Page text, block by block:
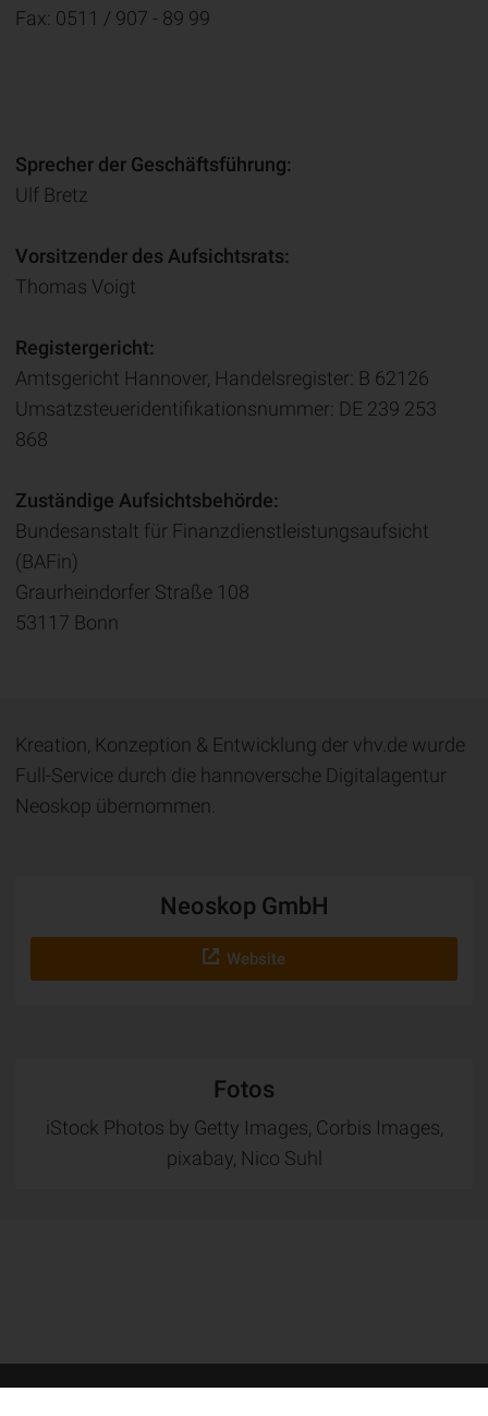
Fax: 0511 / 907 - 89 99
Sprecher der Geschäftsführung:
Ulf Bretz
Vorsitzender des Aufsichtsrats:
Thomas Voigt
Registergericht:
Amtsgericht Hannover, Handelsregister: B 62126
Umsatzsteueridentifikationsnummer: DE 239 253
868
Zuständige Aufsichtsbehörde:
Bundesanstalt für Finanzdienstleistungsaufsicht
(BAFin)
Graurheindorfer Straße 108
53117 Bonn
Kreation, Konzeption & Entwicklung der vhv.de wurde
Full-Service durch die hannoversche Digitalagentur
Neoskop übernommen.
Neoskop GmbH
Website
Fotos
iStock Photos by Getty Images, Corbis Images,
pixabay, Nico Suhl